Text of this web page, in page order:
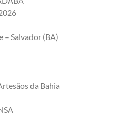
– Salvador (BA)
da Bahia